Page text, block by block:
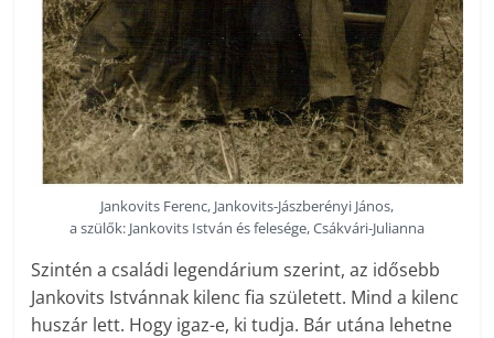
Jankovits Ferenc, Jankovits-Jászberényi János,
a szülők: Jankovits István és felesége, Csákvári-Julianna
Szintén a családi legendárium szerint, az idősebb
Jankovits Istvánnak kilenc fia született. Mind a kilenc
huszár lett. Hogy igaz-e, ki tudja. Bár utána lehetne